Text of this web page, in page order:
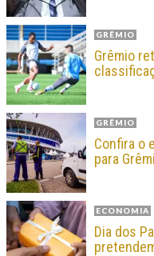
GRÊMIO
Grêmio
GRÊMIO
Confira o
para
ECONOMIA
Dia dos